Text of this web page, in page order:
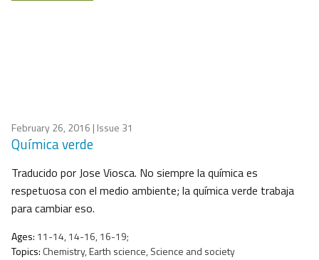
February 26, 2016 | Issue 31
Química verde
Traducido por Jose Viosca. No siempre la química es
respetuosa con el medio ambiente; la química verde trabaja
para cambiar eso.
Ages: 11-14, 14-16, 16-19;
Topics: Chemistry, Earth science, Science and society